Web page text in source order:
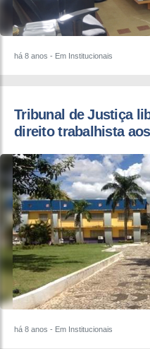
há 8 anos - Em Institucionais
Tribunal de Justiça
direito trabalhista
há 8 anos - Em Institucionais